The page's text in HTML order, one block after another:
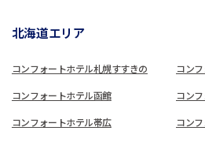
北海道エリア
コンフォートホテル札幌すすきの コン
コンフォートホテル函館 コン
コンフォートホテル帯広 コン